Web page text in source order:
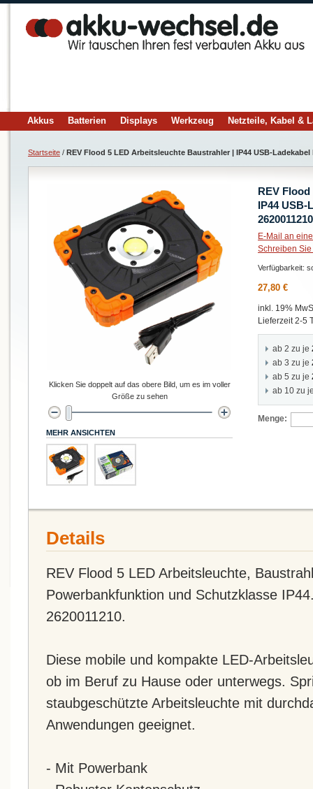
Akkus Batterien Displays Werkzeug Netzteile, Kabel &
Startseite / REV Flood 5 LED Arbeitsleuchte Baustrahler | IP44 USB-Ladekabel
REV
IP44 USB-
2620011210
E-Mail an
Schreiben
Verfügbarkeit:
27,80 €
inkl. 19%
Lieferzeit 2-5
ab 2 zu je
ab 3 zu je
ab 5 zu je
ab 10 zu
Menge:
Klicken Sie doppelt auf das obere Bild, um es im voller
Größe zu sehen
MEHR ANSICHTEN
Details
REV Flood 5 LED Arbeitsleuchte,
Powerbankfunktion und Schutzklasse
2620011210.
Diese mobile und kompakte LED-
ob im Beruf zu Hause oder unterwegs.
staubgeschützte Arbeitsleuchte mit
Anwendungen geeignet.
- Mit Powerbank